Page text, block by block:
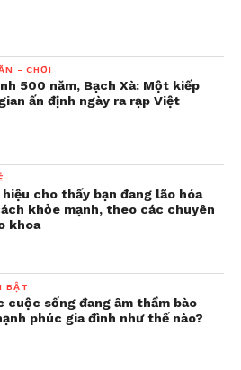
- CHƠI
500 năm, Bạch Xà: Một kiếp
ấn định ngày ra rạp Việt
hiệu cho thấy bạn đang lão hóa
khỏe mạnh, theo các chuyên
khoa
BẬT
cuộc sống đang âm thầm bào
phúc gia đình như thế nào?